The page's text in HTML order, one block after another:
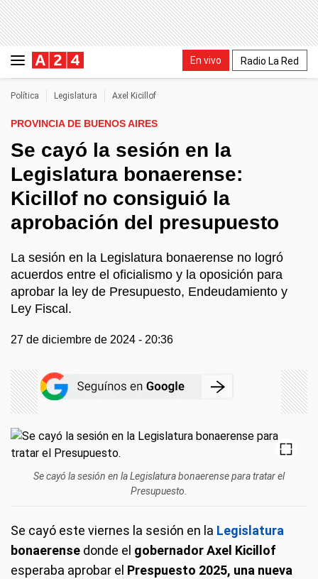
En vivo Radio La Red
Política Legislatura Axel Kicillof
PROVINCIA DE BUENOS AIRES
Se cayó la sesión en la
Legislatura bonaerense:
Kicillof no consiguió la
aprobación del presupuesto
La sesión en la Legislatura bonaerense no logró
acuerdos entre el oficialismo y la oposición para
aprobar la ley de Presupuesto, Endeudamiento y
Ley Fiscal.
27 de diciembre de 2024 - 20:36
Se cayó la sesión en la Legislatura bonaerense para tratar el
Presupuesto.
Se cayó este viernes la sesión en la Legislatura
bonaerense donde el gobernador Axel Kicillof
esperaba aprobar el Prespuesto 2025, una nueva